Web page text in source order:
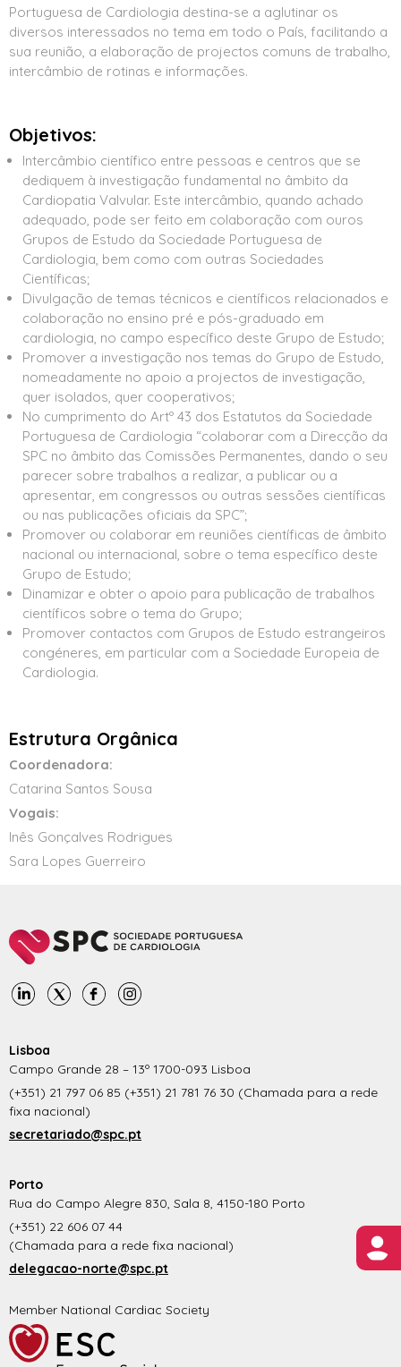
Portuguesa de Cardiologia destina-se a aglutinar os
diversos interessados no tema em todo o País, facilitando a
sua reunião, a elaboração de projectos comuns de trabalho,
intercâmbio de rotinas e informações.
Objetivos:
Intercâmbio científico entre pessoas e centros que se
dediquem à investigação fundamental no âmbito da
Cardiopatia Valvular. Este intercâmbio, quando achado
adequado, pode ser feito em colaboração com ouros
Grupos de Estudo da Sociedade Portuguesa de
Cardiologia, bem como com outras Sociedades
Científicas;
Divulgação de temas técnicos e científicos relacionados e
colaboração no ensino pré e pós-graduado em
cardiologia, no campo específico deste Grupo de Estudo;
Promover a investigação nos temas do Grupo de Estudo,
nomeadamente no apoio a projectos de investigação,
quer isolados, quer cooperativos;
No cumprimento do Artº 43 dos Estatutos da Sociedade
Portuguesa de Cardiologia “colaborar com a Direcção da
SPC no âmbito das Comissões Permanentes, dando o seu
parecer sobre trabalhos a realizar, a publicar ou a
apresentar, em congressos ou outras sessões científicas
ou nas publicações oficiais da SPC”;
Promover ou colaborar em reuniões científicas de âmbito
nacional ou internacional, sobre o tema específico deste
Grupo de Estudo;
Dinamizar e obter o apoio para publicação de trabalhos
científicos sobre o tema do Grupo;
Promover contactos com Grupos de Estudo estrangeiros
congéneres, em particular com a Sociedade Europeia de
Cardiologia.
Estrutura Orgânica
Coordenadora:
Catarina Santos Sousa
Vogais:
Inês Gonçalves Rodrigues
Sara Lopes Guerreiro
Lisboa
Campo Grande 28 – 13º 1700-093 Lisboa
(+351) 21 797 06 85 (+351) 21 781 76 30 (Chamada para a rede
fixa nacional)
secretariado@spc.pt
Porto
Rua do Campo Alegre 830, Sala 8, 4150-180 Porto
(+351) 22 606 07 44
(Chamada para a rede fixa nacional)
delegacao-norte@spc.pt
Member National Cardiac Society